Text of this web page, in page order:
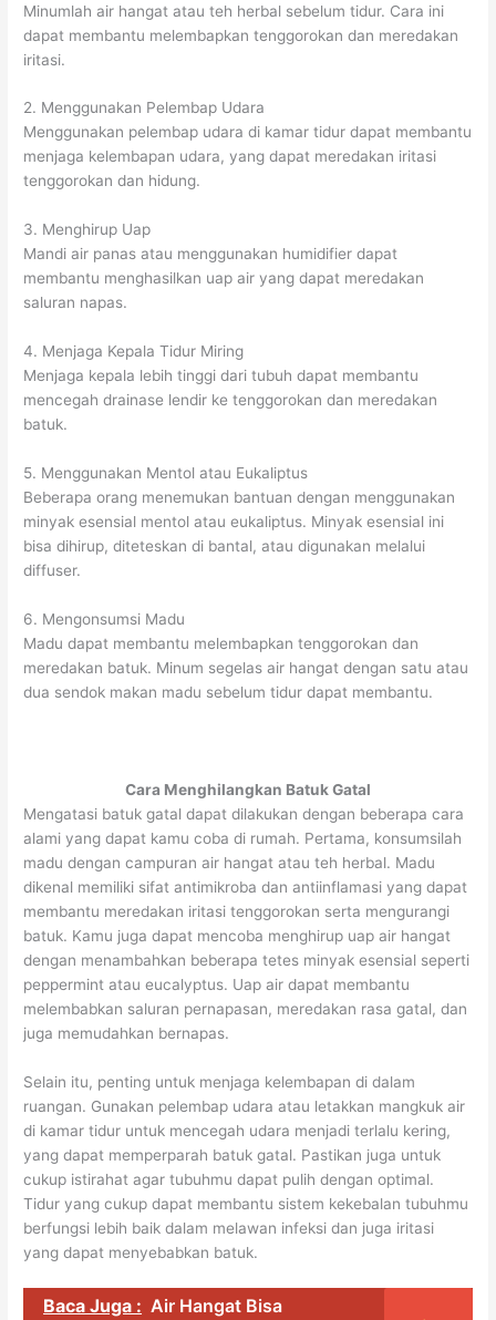
Minumlah air hangat atau teh herbal sebelum tidur. Cara ini
dapat membantu melembapkan tenggorokan dan meredakan
iritasi.
2. Menggunakan Pelembap Udara
Menggunakan pelembap udara di kamar tidur dapat membantu
menjaga kelembapan udara, yang dapat meredakan iritasi
tenggorokan dan hidung.
3. Menghirup Uap
Mandi air panas atau menggunakan humidifier dapat
membantu menghasilkan uap air yang dapat meredakan
saluran napas.
4. Menjaga Kepala Tidur Miring
Menjaga kepala lebih tinggi dari tubuh dapat membantu
mencegah drainase lendir ke tenggorokan dan meredakan
batuk.
5. Menggunakan Mentol atau Eukaliptus
Beberapa orang menemukan bantuan dengan menggunakan
minyak esensial mentol atau eukaliptus. Minyak esensial ini
bisa dihirup, diteteskan di bantal, atau digunakan melalui
diffuser.
6. Mengonsumsi Madu
Madu dapat membantu melembapkan tenggorokan dan
meredakan batuk. Minum segelas air hangat dengan satu atau
dua sendok makan madu sebelum tidur dapat membantu.
Cara Menghilangkan Batuk Gatal
Mengatasi batuk gatal dapat dilakukan dengan beberapa cara
alami yang dapat kamu coba di rumah. Pertama, konsumsilah
madu dengan campuran air hangat atau teh herbal. Madu
dikenal memiliki sifat antimikroba dan antiinflamasi yang dapat
membantu meredakan iritasi tenggorokan serta mengurangi
batuk. Kamu juga dapat mencoba menghirup uap air hangat
dengan menambahkan beberapa tetes minyak esensial seperti
peppermint atau eucalyptus. Uap air dapat membantu
melembabkan saluran pernapasan, meredakan rasa gatal, dan
juga memudahkan bernapas.
Selain itu, penting untuk menjaga kelembapan di dalam
ruangan. Gunakan pelembap udara atau letakkan mangkuk air
di kamar tidur untuk mencegah udara menjadi terlalu kering,
yang dapat memperparah batuk gatal. Pastikan juga untuk
cukup istirahat agar tubuhmu dapat pulih dengan optimal.
Tidur yang cukup dapat membantu sistem kekebalan tubuhmu
berfungsi lebih baik dalam melawan infeksi dan juga iritasi
yang dapat menyebabkan batuk.
Baca Juga : Air Hangat Bisa